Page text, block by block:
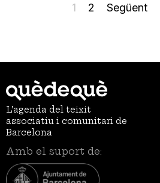
Pàgina
1 Page
2
Pàgina
Següent
L’agenda del teixit
associatiu i comunitari de
Barcelona
Amb el suport de: